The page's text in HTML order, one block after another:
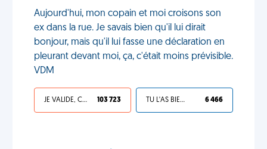
Aujourd'hui, mon copain et moi croisons son
ex dans la rue. Je savais bien qu'il lui dirait
bonjour, mais qu'il lui fasse une déclaration en
pleurant devant moi, ça, c'était moins prévisible.
VDM
JE VALIDE, C'EST UNE VDM 103 723 TU L'AS BIEN MÉRITÉ 6 466